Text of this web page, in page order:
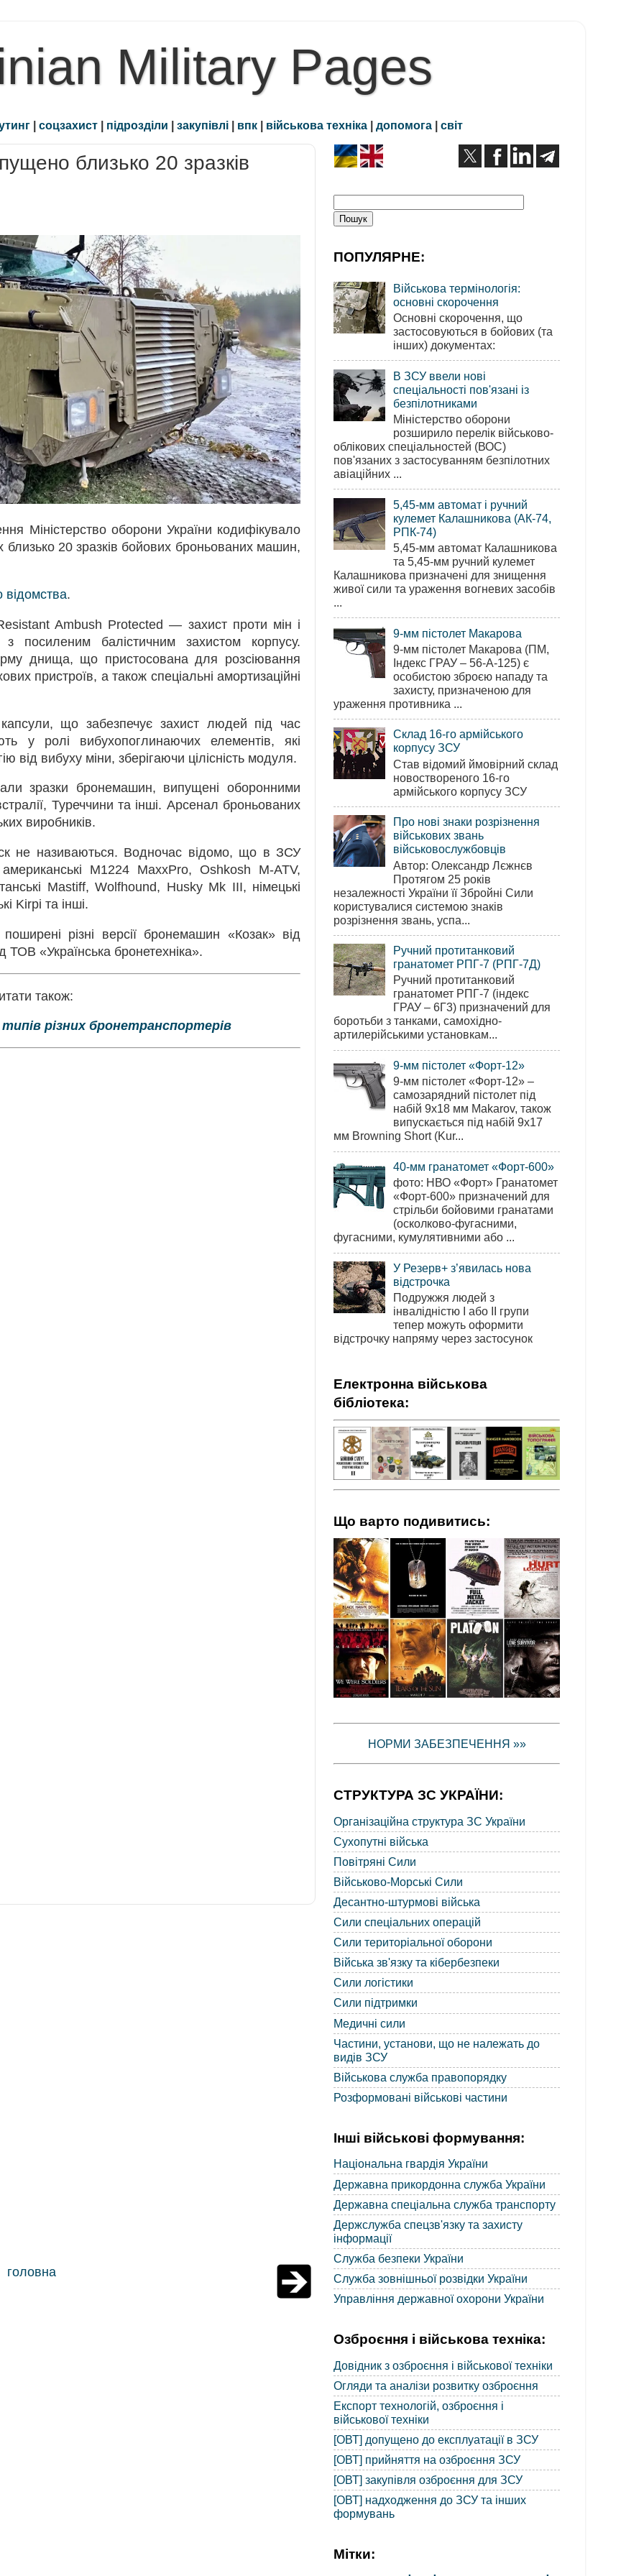
Military Pages
| соцзахист | підрозділи | закупівлі | впк | військова техніка | допомога | світ
близько 20 зразків
Міністерство оборони України кодифікувало
близько 20 зразків бойових броньованих машин,
відомства.
Ambush Protected — захист проти мін і
посиленим балістичним захистом корпусу.
днища, що пристосована для розсіювання
пристроїв, а також спеціальні амортизаційні
що забезпечує захист людей під час
у ролі вибухопоглинаючих елементів, які
від вибуху міни, зберігаючи цілісність модуля.
зразки бронемашин, випущені оборонними
Туреччини та інші. Арсенал броньованих
виробників.
не називаються. Водночас відомо, що в ЗСУ
M1224 MaxxPro, Oshkosh M-ATV,
Mastiff, Wolfhound, Husky Mk III, німецькі
Kirpi та інші.
різні версії бронемашин «Козак» від
«Українська бронетехніка».
також:
різних бронетранспортерів
головна
ПОПУЛЯРНЕ:
Військова термінологія:
основні скорочення
Основні скорочення, що
застосовуються в бойових (та
інших) документах:
В ЗСУ ввели нові
спеціальності пов'язані із
безпілотниками
Міністерство оборони
розширило перелік військово-
облікових спеціальностей (ВОС)
пов'язаних з застосуванням безпілотних
авіаційних ...
5,45-мм автомат і ручний
кулемет Калашникова (АК-74,
РПК-74)
5,45-мм автомат Калашникова
та 5,45-мм ручний кулемет
Калашникова призначені для знищення
живої сили та ураження вогневих засобів
...
9-мм пістолет Макарова
9-мм пістолет Макарова (ПМ,
Індекс ГРАУ – 56-А-125) є
особистою зброєю нападу та
захисту, призначеною для
ураження противника ...
Склад 16-го армійського
корпусу ЗСУ
Став відомий ймовірний склад
новоствореного 16-го
армійського корпусу ЗСУ
Про нові знаки розрізнення
військових звань
військовослужбовців
Автор: Олександр Лєжнєв
Протягом 25 років
незалежності України її Збройні Сили
користувалися системою знаків
розрізнення звань, успа...
Ручний протитанковий
гранатомет РПГ-7 (РПГ-7Д)
Ручний протитанковий
гранатомет РПГ-7 (індекс
ГРАУ – 6Г3) призначений для
боротьби з танками, самохідно-
артилерійськими установкам...
9-мм пістолет «Форт-12»
9-мм пістолет «Форт-12» –
самозарядний пістолет під
набій 9х18 мм Makarov, також
випускається під набій 9х17
мм Browning Short (Kur...
40-мм гранатомет «Форт-600»
фото: НВО «Форт» Гранатомет
«Форт-600» призначений для
стрільби бойовими гранатами
(осколково-фугасними,
фугасними, кумулятивними або ...
У Резерв+ з’явилась нова
відстрочка
Подружжя людей з
інвалідністю І або ІІ групи
тепер можуть оформити
відстрочку напряму через застосунок
Електронна військова
бібліотека:
Що варто подивитись:
НОРМИ ЗАБЕЗПЕЧЕННЯ »»
СТРУКТУРА ЗС УКРАЇНИ:
Організаційна структура ЗС України
Сухопутні війська
Повітряні Сили
Військово-Морські Сили
Десантно-штурмові війська
Сили спеціальних операцій
Сили територіальної оборони
Війська зв'язку та кібербезпеки
Сили логістики
Сили підтримки
Медичні сили
Частини, установи, що не належать до
видів ЗСУ
Військова служба правопорядку
Розформовані військові частини
Інші військові формування:
Національна гвардія України
Державна прикордонна служба України
Державна спеціальна служба транспорту
Держслужба спецзв'язку та захисту
інформації
Служба безпеки України
Служба зовнішньої розвідки України
Управління державної охорони України
Озброєння і військова техніка:
Довідник з озброєння і військової техніки
Огляди та аналізи розвитку озброєння
Експорт технологій, озброєння і
військової техніки
[ОВТ] допущено до експлуатації в ЗСУ
[ОВТ] прийняття на озброєння ЗСУ
[ОВТ] закупівля озброєння для ЗСУ
[ОВТ] надходження до ЗСУ та інших
формувань
Мітки: